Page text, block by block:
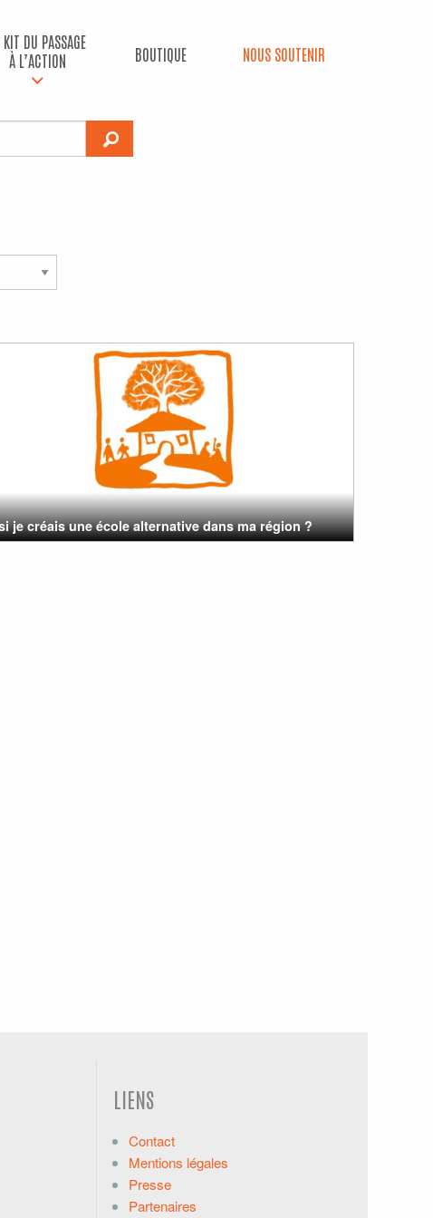
KIT DU PASSAGE
À L’ACTION
BOUTIQUE NOUS SOUTENIR
je créais une école alternative dans ma région ?
LIENS
Contact
Mentions légales
Presse
Partenaires